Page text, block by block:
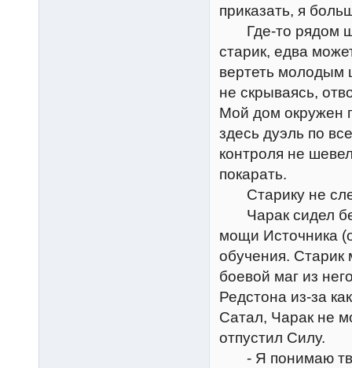
приказать, я
Где-то рядом
старик, едва
вертеть молодым
не скрываясь,
Мой дом окружен
здесь дуэль по
контроля не
покарать.
Старику не
Чарак сидел
мощи Источника
обучения. Старик
боевой маг из
Редстона из-за
Сатал, Чарак не
отпустил Силу.
- Я понимаю